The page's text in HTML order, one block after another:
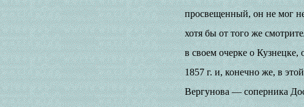
просвещенный, он не мог
хотя бы от того же
в своем очерке о
1857 г. и, конечно же, в
Вергунова — соперника